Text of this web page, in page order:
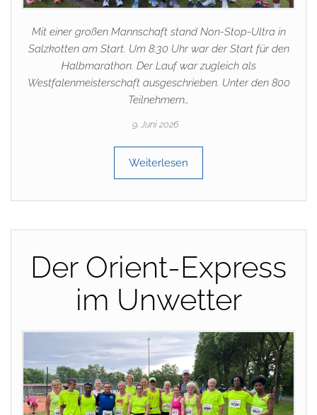
Mit einer großen Mannschaft stand Non-Stop-Ultra in
Salzkotten am Start. Um 8:30 Uhr war der Start für den
Halbmarathon. Der Lauf war zugleich als
Westfalenmeisterschaft ausgeschrieben. Unter den 800
Teilnehmern…
9. Juni 2026
Weiterlesen
Der Orient-Express
im Unwetter